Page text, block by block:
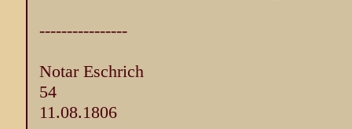
----------------
Notar Eschrich
54
11.08.1806